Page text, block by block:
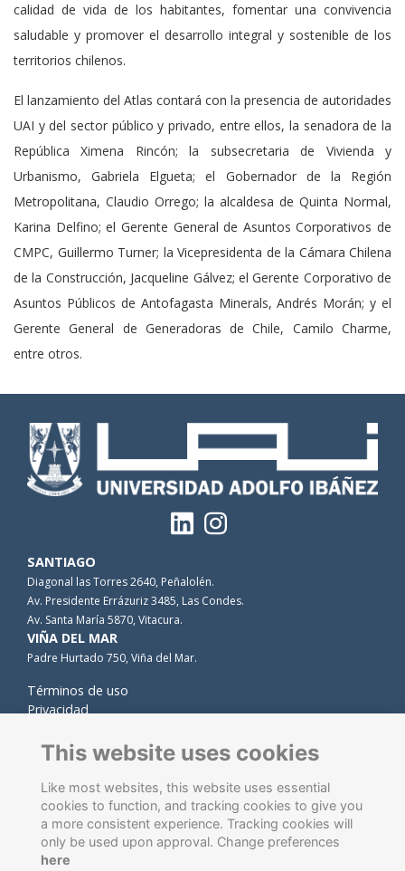
calidad de vida de los habitantes, fomentar una convivencia
saludable y promover el desarrollo integral y sostenible de los
territorios chilenos.
El lanzamiento del Atlas contará con la presencia de autoridades
UAI y del sector público y privado, entre ellos, la senadora de la
República Ximena Rincón; la subsecretaria de Vivienda y
Urbanismo, Gabriela Elgueta; el Gobernador de la Región
Metropolitana, Claudio Orrego; la alcaldesa de Quinta Normal,
Karina Delfino; el Gerente General de Asuntos Corporativos de
CMPC, Guillermo Turner; la Vicepresidenta de la Cámara Chilena
de la Construcción, Jacqueline Gálvez; el Gerente Corporativo de
Asuntos Públicos de Antofagasta Minerals, Andrés Morán; y el
Gerente General de Generadoras de Chile, Camilo Charme,
entre otros.
SANTIAGO
Diagonal las Torres 2640, Peñalolén.
Av. Presidente Errázuriz 3485, Las Condes.
Av. Santa María 5870, Vitacura.
VIÑA DEL MAR
Padre Hurtado 750, Viña del Mar.
Términos de uso
Privacidad
Contacto
This website uses cookies
Like most websites, this website uses essential
cookies to function, and tracking cookies to give you
a more consistent experience. Tracking cookies will
only be used upon approval. Change preferences
here